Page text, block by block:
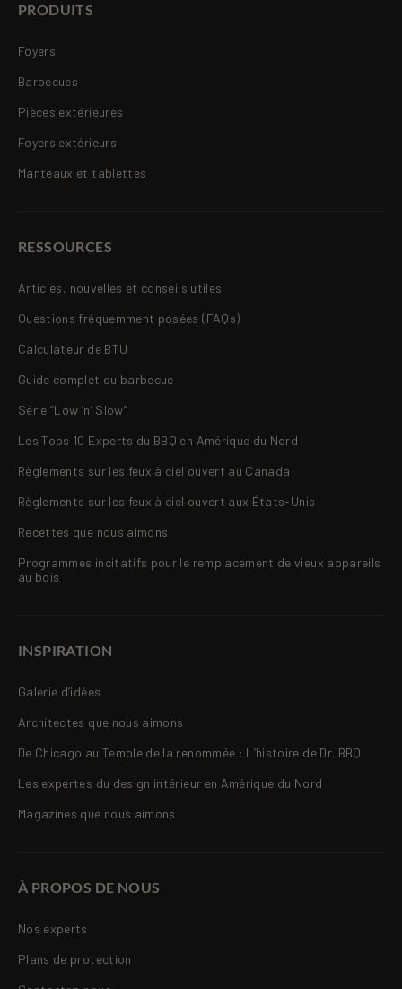
PRODUITS
Foyers
Barbecues
Pièces extérieures
Foyers extérieurs
Manteaux et tablettes
RESSOURCES
Articles, nouvelles et conseils utiles
Questions fréquemment posées (FAQs)
Calculateur de BTU
Guide complet du barbecue
Série “Low ‘n’ Slow”
Les Tops 10 Experts du BBQ en Amérique du Nord
Règlements sur les feux à ciel ouvert au Canada
Règlements sur les feux à ciel ouvert aux États-Unis
Recettes que nous aimons
Programmes incitatifs pour le remplacement de vieux appareils
au bois
INSPIRATION
Galerie d’idées
Architectes que nous aimons
De Chicago au Temple de la renommée : L’histoire de Dr. BBQ
Les expertes du design intérieur en Amérique du Nord
Magazines que nous aimons
À PROPOS DE NOUS
Nos experts
Plans de protection